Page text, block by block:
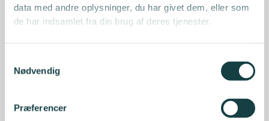
data med andre oplysninger, du har givet dem, eller som
de har indsamlet fra din brug af deres tjenester.
Nødvendig
Præferencer